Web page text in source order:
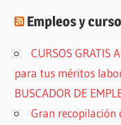
Empleos y
CURSOS GRATIS
para tus méritos
BUSCADOR DE
Gran recopilación